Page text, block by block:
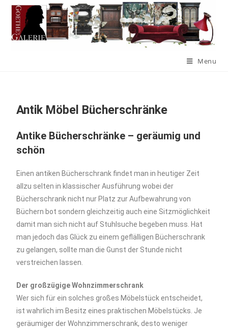
Menu
Antik Möbel Bücherschränke
Antike Bücherschränke – geräumig und
schön
Einen antiken Bücherschrank findet man in heutiger Zeit
allzu selten in klassischer Ausführung wobei der
Bücherschrank nicht nur Platz zur Aufbewahrung von
Büchern bot sondern gleichzeitig auch eine Sitzmöglichkeit
damit man sich nicht auf Stuhlsuche begeben muss. Hat
man jedoch das Glück zu einem geflälligen Bücherschrank
zu gelangen, sollte man die Gunst der Stunde nicht
verstreichen lassen.
Der großzügige Wohnzimmerschrank
Wer sich für ein solches großes Möbelstück entscheidet,
ist wahrlich im Besitz eines praktischen Möbelstücks. Je
geräumiger der Wohnzimmerschrank, desto weniger